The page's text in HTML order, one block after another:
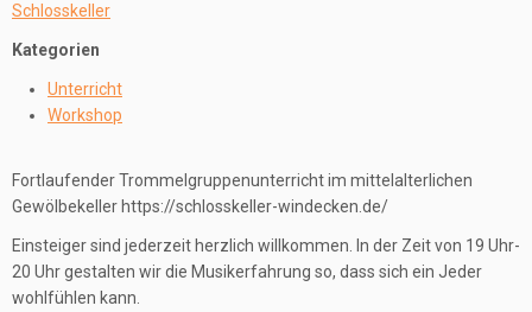
Schlosskeller
Kategorien
Unterricht
Workshop
Fortlaufender Trommelgruppenunterricht im mittelalterlichen
Gewölbekeller https://schlosskeller-windecken.de/
Einsteiger sind jederzeit herzlich willkommen. In der Zeit von 19 Uhr-
20 Uhr gestalten wir die Musikerfahrung so, dass sich ein Jeder
wohlfühlen kann.